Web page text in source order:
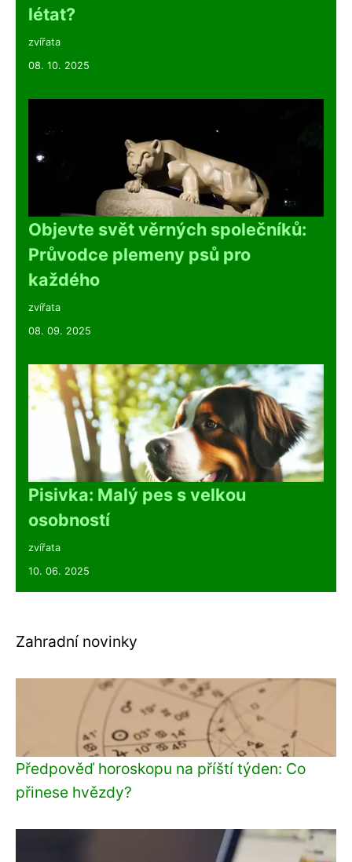
létat?
zvířata
08. 10. 2025
Objevte svět věrných společníků:
Průvodce plemeny psů pro
každého
zvířata
08. 09. 2025
Pisivka: Malý pes s velkou
osobností
zvířata
10. 06. 2025
Zahradní novinky
Předpověď horoskopu na příští týden: Co
přinese hvězdy?